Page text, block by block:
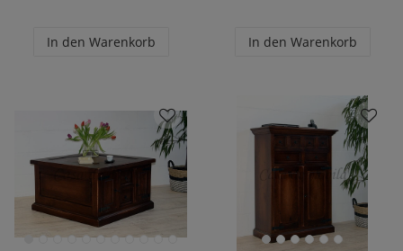
In den Warenkorb In den Warenkorb